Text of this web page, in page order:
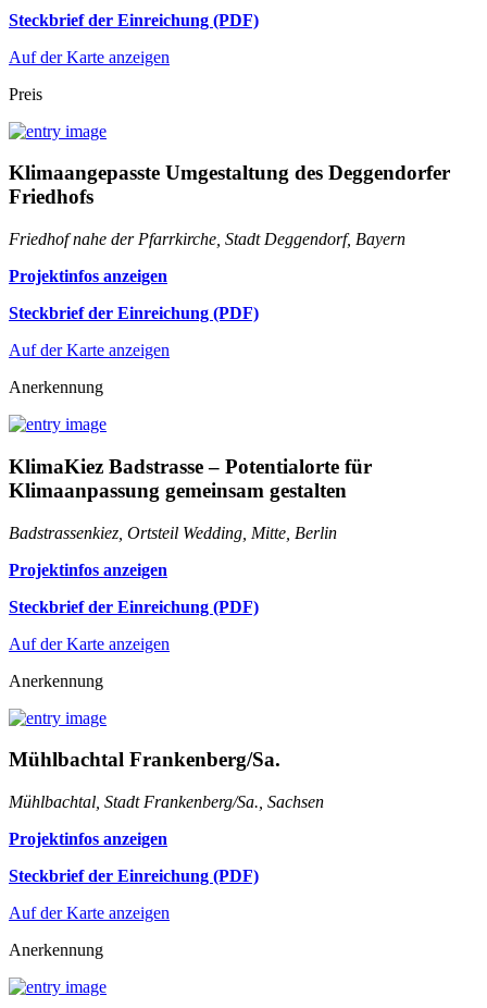
Steckbrief der Einreichung (PDF)
Auf der Karte anzeigen
Preis
Klimaangepasste Umgestaltung des Deggendorfer
Friedhofs
Friedhof nahe der Pfarrkirche, Stadt Deggendorf, Bayern
Projektinfos anzeigen
Steckbrief der Einreichung (PDF)
Auf der Karte anzeigen
Anerkennung
KlimaKiez Badstrasse – Potentialorte für
Klimaanpassung gemeinsam gestalten
Badstrassenkiez, Ortsteil Wedding, Mitte, Berlin
Projektinfos anzeigen
Steckbrief der Einreichung (PDF)
Auf der Karte anzeigen
Anerkennung
Mühlbachtal Frankenberg/Sa.
Mühlbachtal, Stadt Frankenberg/Sa., Sachsen
Projektinfos anzeigen
Steckbrief der Einreichung (PDF)
Auf der Karte anzeigen
Anerkennung